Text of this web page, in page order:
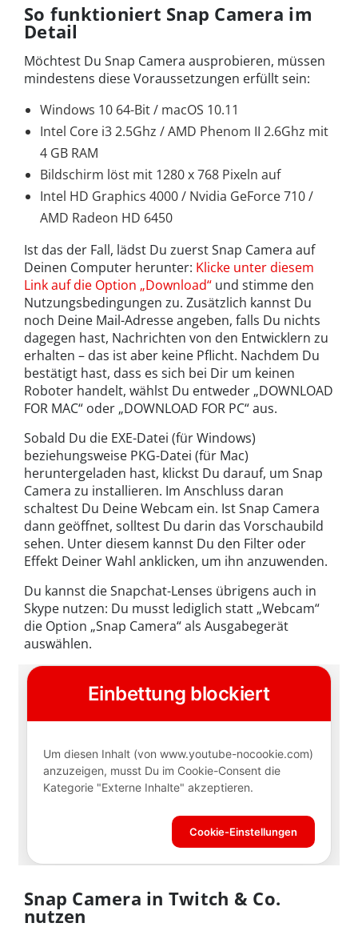
So funktioniert Snap Camera im
Detail
Möchtest Du Snap Camera ausprobieren, müssen
mindestens diese Voraussetzungen erfüllt sein:
Windows 10 64-Bit / macOS 10.11
Intel Core i3 2.5Ghz / AMD Phenom II 2.6Ghz mit
4 GB RAM
Bildschirm löst mit 1280 x 768 Pixeln auf
Intel HD Graphics 4000 / Nvidia GeForce 710 /
AMD Radeon HD 6450
Ist das der Fall, lädst Du zuerst Snap Camera auf
Deinen Computer herunter: Klicke unter diesem
Link auf die Option „Download“ und stimme den
Nutzungsbedingungen zu. Zusätzlich kannst Du
noch Deine Mail-Adresse angeben, falls Du nichts
dagegen hast, Nachrichten von den Entwicklern zu
erhalten – das ist aber keine Pflicht. Nachdem Du
bestätigt hast, dass es sich bei Dir um keinen
Roboter handelt, wählst Du entweder „DOWNLOAD
FOR MAC“ oder „DOWNLOAD FOR PC“ aus.
Sobald Du die EXE-Datei (für Windows)
beziehungsweise PKG-Datei (für Mac)
heruntergeladen hast, klickst Du darauf, um Snap
Camera zu installieren. Im Anschluss daran
schaltest Du Deine Webcam ein. Ist Snap Camera
dann geöffnet, solltest Du darin das Vorschaubild
sehen. Unter diesem kannst Du den Filter oder
Effekt Deiner Wahl anklicken, um ihn anzuwenden.
Du kannst die Snapchat-Lenses übrigens auch in
Skype nutzen: Du musst lediglich statt „Webcam“
die Option „Snap Camera“ als Ausgabegerät
auswählen.
Snap Camera in Twitch & Co.
nutzen